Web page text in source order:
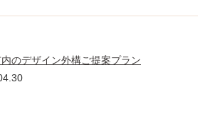
のデザイン外構ご提案プラン